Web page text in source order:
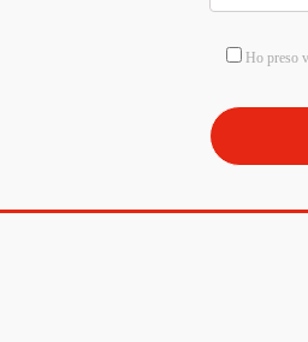
Ho preso